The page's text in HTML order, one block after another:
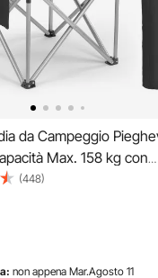
da Campeggio
Max. 158 kg con
in Tessuto
da Campeggio Esterno
990 mm per Campeggio
5,7 kg
(448)
non appena Mar.Agosto 11